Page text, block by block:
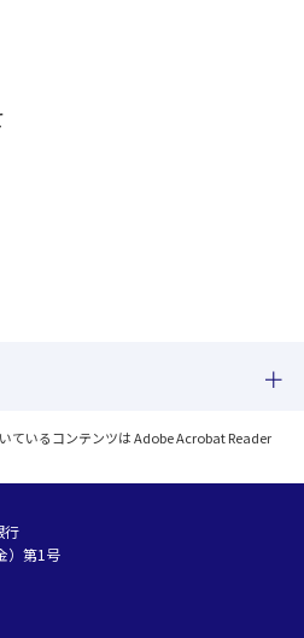
グループ共同利用について
犯罪の防止について
務運営方針
ているコンテンツは Adobe Acrobat Reader
く銀行
登金）第1号